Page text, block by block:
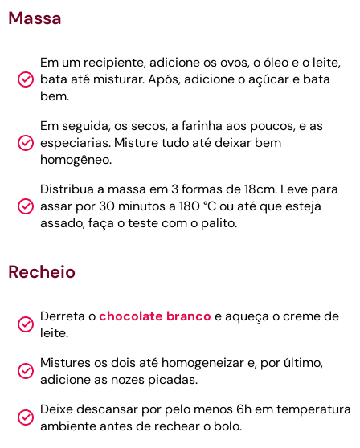
Massa
Em um recipiente, adicione os ovos, o óleo e o leite,
bata até misturar. Após, adicione o açúcar e bata
bem.
Em seguida, os secos, a farinha aos poucos, e as
especiarias. Misture tudo até deixar bem
homogêneo.
Distribua a massa em 3 formas de 18cm. Leve para
assar por 30 minutos a 180 °C ou até que esteja
assado, faça o teste com o palito.
Recheio
Derreta ochocolate branco e aqueça o creme de
leite.
Mistures os dois até homogeneizar e, por último,
adicione as nozes picadas.
Deixe descansar por pelo menos 6h em temperatura
ambiente antes de rechear o bolo.